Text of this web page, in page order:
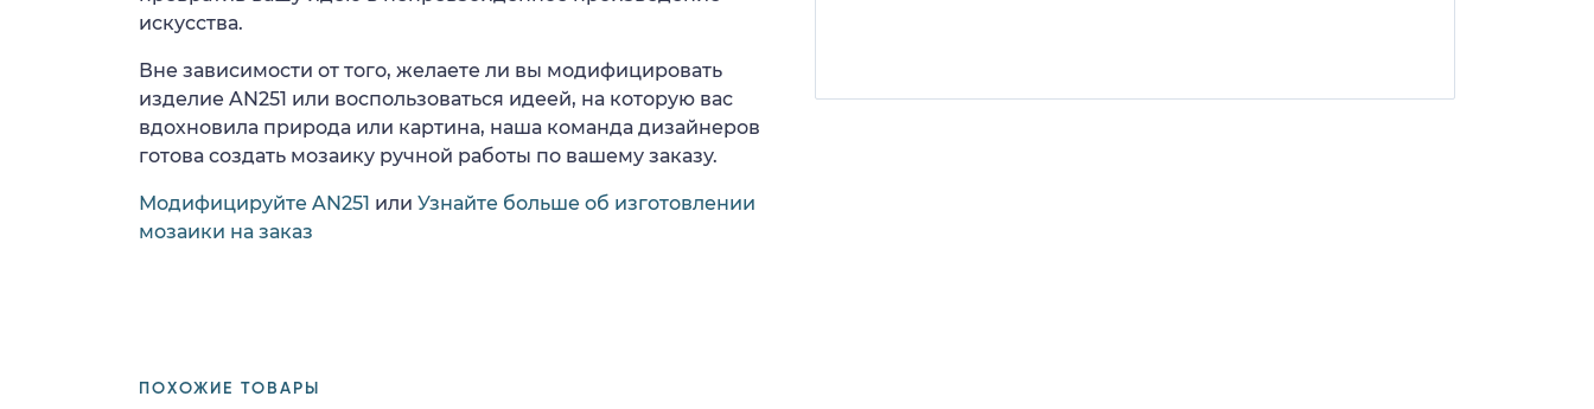
искусства.
Вне зависимости от того, желаете ли вы модифицировать
изделие AN251 или воспользоваться идеей, на которую вас
вдохновила природа или картина, наша команда дизайнеров
готова создать мозаику ручной работы по вашему заказу.
Модифицируйте AN251 или Узнайте больше об изготовлении
мозаики на заказ
ПОХОЖИЕ ТОВАРЫ